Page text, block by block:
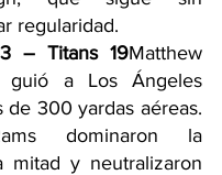
regularidad.
– Titans 19Matthew
guió a Los Ángeles
de 300 yardas aéreas.
dominaron la
mitad y neutralizaron